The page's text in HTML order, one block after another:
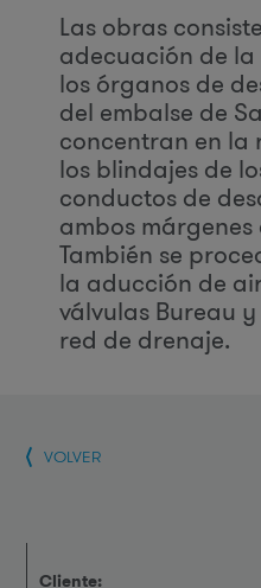
Las obras
adecuación de
los órganos de
del embalse de
concentran en la
los blindajes de
conductos de
ambos márgenes
También se
la aducción de
válvulas Bureau
red de drenaje.
VOLVER
Cliente: